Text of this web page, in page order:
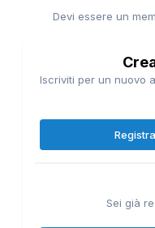
Devi essere un
Iscriviti per un nuovo
Sei già